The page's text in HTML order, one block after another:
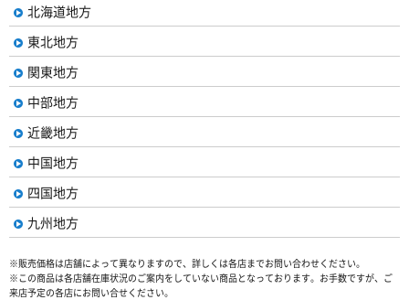
北海道地方
東北地方
関東地方
中部地方
近畿地方
中国地方
四国地方
九州地方
※販売価格は店舗によって異なりますので、詳しくは各店までお問い合わせください。
※この商品は各店舗在庫状況のご案内をしていない商品となっております。お手数ですが、ご
来店予定の各店にお問い合せください。